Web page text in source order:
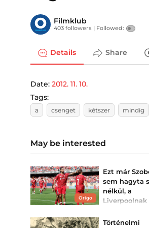
Filmklub
403 followers | Followed:
Details Share
Date: 2012. 11. 10.
Tags:
a csenget kétszer mindig
May be interested
Origo
Ezt már
sem hagyta
nélkül, a
Liverpoolnak
cselekednie
Történelmi